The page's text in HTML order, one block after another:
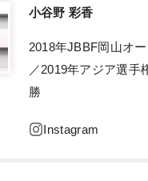
小谷野 彩香
2018年JBBF岡山オ
／2019年アジア選手
勝